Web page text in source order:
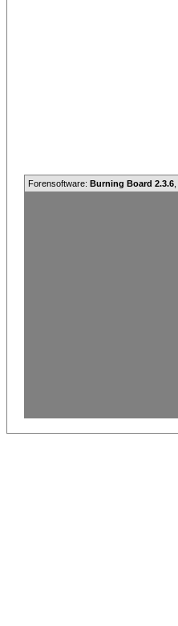
Forensoftware: Burning Board 2.3.6